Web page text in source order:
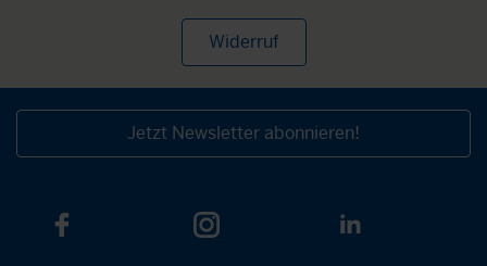
Widerruf
Jetzt Newsletter abonnieren!